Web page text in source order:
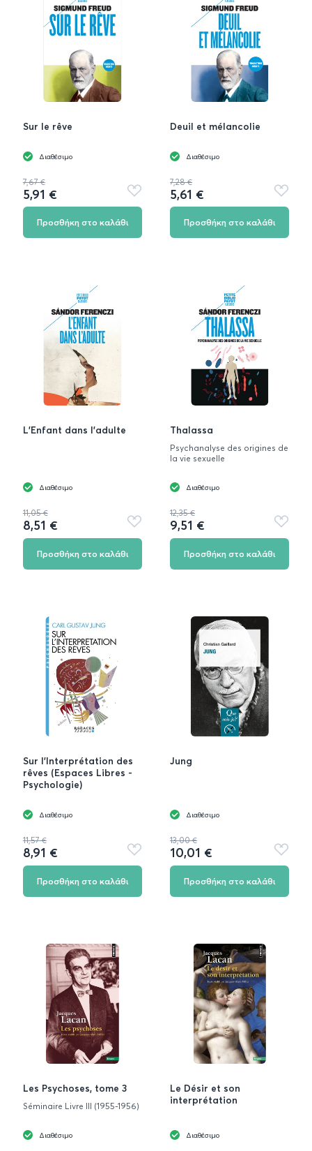
Sur le rêve
Διαθέσιμο
7,67 €
5,91 €
Προσθήκη
στα
Προσθήκη στο καλάθι
Deuil et mélancolie
Διαθέσιμο
7,28 €
5,61 €
στα
Προσθήκη στο καλάθι
L'Enfant dans l'adulte
Διαθέσιμο
11,05 €
8,51 €
Προσθήκη
στα
Προσθήκη στο καλάθι
Thalassa
Psychanalyse des origines de
la vie sexuelle
Διαθέσιμο
12,35 €
9,51 €
στα
Προσθήκη στο καλάθι
Sur l'Interprétation des
rêves (Espaces Libres -
Psychologie)
Διαθέσιμο
11,57 €
8,91 €
Προσθήκη
στα
Προσθήκη στο καλάθι
Jung
Διαθέσιμο
13,00 €
10,01 €
στα
Προσθήκη στο καλάθι
Les Psychoses, tome 3
Séminaire Livre III (1955-1956)
Διαθέσιμο
Le Désir et son
interprétation
Διαθέσιμο